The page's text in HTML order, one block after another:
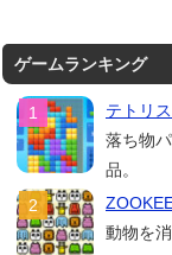
ゲームランキング
テトリ
落ち物
品。
動物を